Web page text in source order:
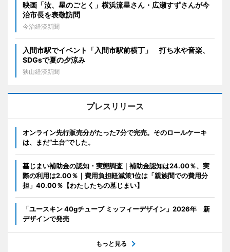
映画「汝、星のごとく」横浜流星さん・広瀬すずさんが今
治市長を表敬訪問
今治経済新聞
入間市駅でイベント「入間市駅前横丁」 打ち水や音楽、
SDGsで夏の夕涼み
狭山経済新聞
プレスリリース
オンライン先行販売分がたった7分で完売。そのロールケーキ
は、まだ“土台”でした。
墓じまい補助金の認知・実態調査｜補助金認知は24.00％、実
際の利用は2.00％｜費用負担軽減策1位は「親族間での費用分
担」40.00％【わたしたちの墓じまい】
「ユースキン 40gチューブ ミッフィーデザイン」2026年 新
デザインで発売
もっと見る